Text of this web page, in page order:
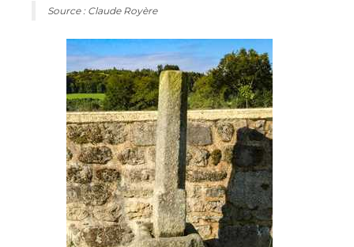
Source : Claude Royère